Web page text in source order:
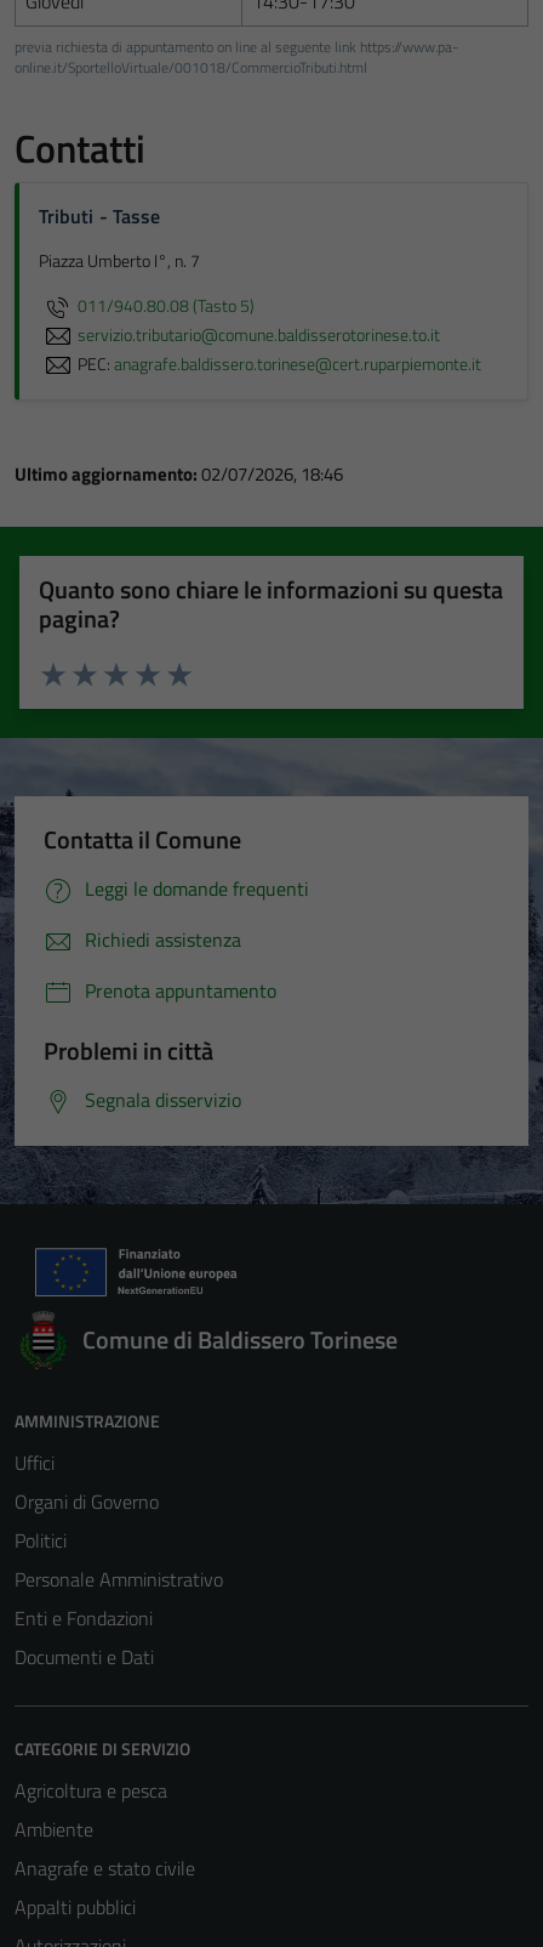
previa richiesta di appuntamento on line al seguente link https://www.pa-
online.it/SportelloVirtuale/001018/CommercioTributi.html
Contatti
Tributi - Tasse
Piazza Umberto I°, n. 7
011/940.80.08 (Tasto 5)
servizio.tributario@comune.baldisserotorinese.to.it
PEC:anagrafe.baldissero.torinese@cert.ruparpiemonte.it
Ultimo aggiornamento:02/07/2026, 18:46
Quanto sono chiare le informazioni su questa
pagina?
Valuta 5 stelle su 5
Valuta 4 stelle su 5
Valuta 3 stelle su 5
Valuta 2 stelle su 5
Valuta 1 stelle su 5
Contatta il Comune
Leggi le domande frequenti
Richiedi assistenza
Prenota appuntamento
Problemi in città
Segnala disservizio
Comune di Baldissero Torinese
AMMINISTRAZIONE
Uffici
Organi di Governo
Politici
Personale Amministrativo
Enti e Fondazioni
Documenti e Dati
CATEGORIE DI SERVIZIO
Agricoltura e pesca
Ambiente
Anagrafe e stato civile
Appalti pubblici